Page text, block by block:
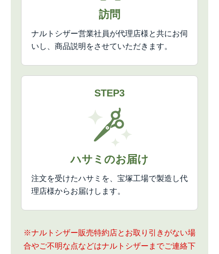
訪問
ナルトシザー営業社員が代理店様と共にお伺
いし、商品説明をさせていただきます。
STEP3
ハサミのお届け
注文を受けたハサミを、宝塚工場で製造し代
理店様からお届けします。
※ナルトシザー販売特約店とお取り引きがない場
合やご不明な点などはナルトシザーまでご連絡下